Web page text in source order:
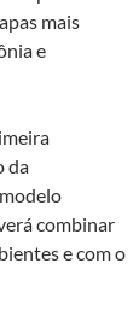
mais
e
da
combinar
e com o